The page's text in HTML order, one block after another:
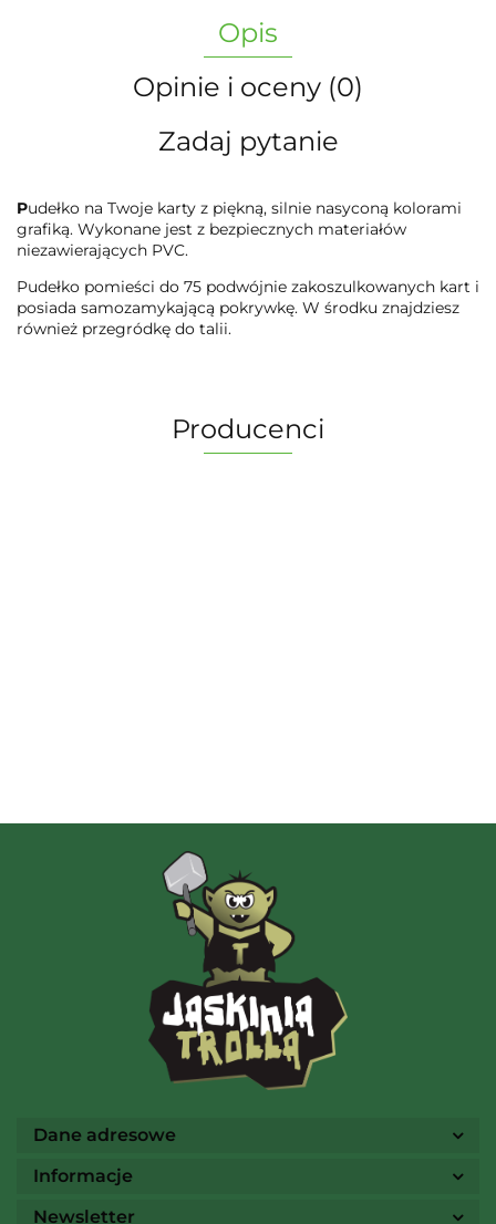
Opis
Opinie i oceny (0)
Zadaj pytanie
Pudełko na Twoje karty z piękną, silnie nasyconą kolorami
grafiką. Wykonane jest z bezpiecznych materiałów
niezawierających PVC.
Pudełko pomieści do 75 podwójnie zakoszulkowanych kart i
posiada samozamykającą pokrywkę. W środku znajdziesz
również przegródkę do talii.
Producenci
AMIGO Spiel
Ammo
Dane adresowe
Informacje
Newsletter